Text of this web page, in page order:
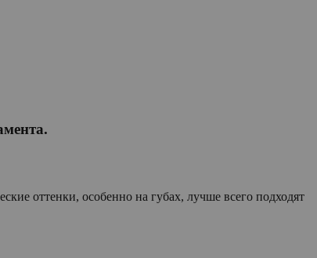
оттенки, особенно на губах, лучше всего подходят